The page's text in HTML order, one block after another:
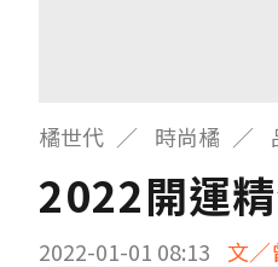
橘世代 時尚橘
2022開運
2022-01-01 08:13 文／